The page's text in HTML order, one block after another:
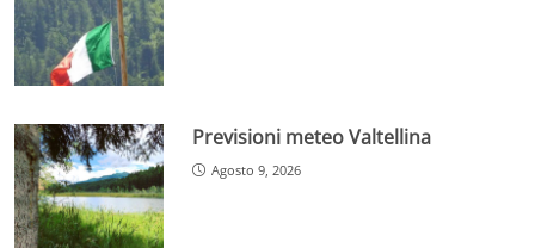
Previsioni meteo Valtellina
Agosto 9, 2026